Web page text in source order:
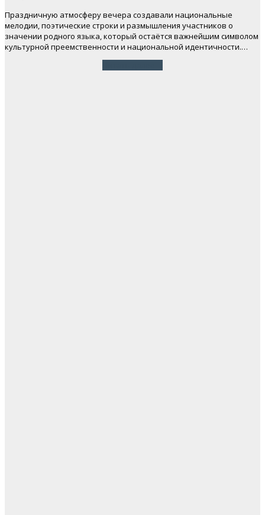
Праздничную атмосферу вечера создавали национальные
мелодии, поэтические строки и размышления участников о
значении родного языка, который остаётся важнейшим символом
культурной преемственности и национальной идентичности.…